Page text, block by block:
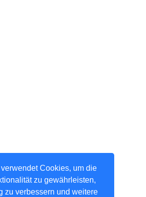
Cookies, um die
zu gewährleisten,
zu verbessern und weitere